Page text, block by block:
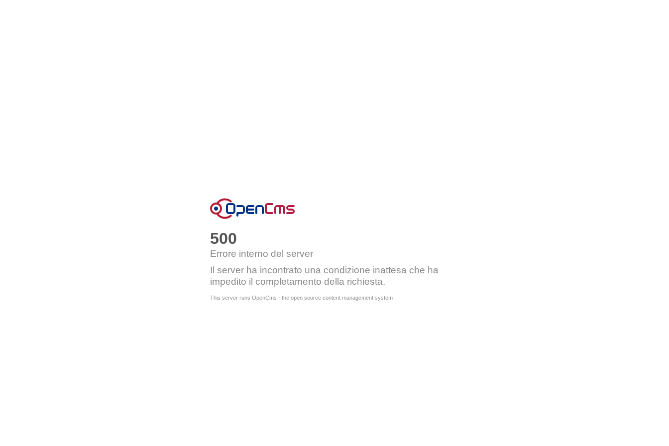
500
Errore interno del server
Il server ha incontrato una condizione inattesa che ha
impedito il completamento della richiesta.
This server runs OpenCms - the open source content management system